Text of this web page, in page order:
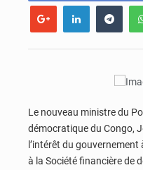
Le nouveau ministre du
démocratique du Congo,
l’intérêt du
à la Société financière de